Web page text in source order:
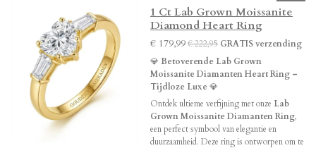
1 Ct Lab Grown Moissanite
Diamond Heart Ring
€ 179,99€ 222,95 GRATIS verzending
💎 Betoverende Lab Grown
Moissanite Diamanten Heart Ring –
Tijdloze Luxe 💎
Ontdek ultieme verfijning met onze Lab
Grown Moissanite Diamanten Ring,
een perfect symbool van elegantie en
duurzaamheid. Deze ring is ontworpen om te